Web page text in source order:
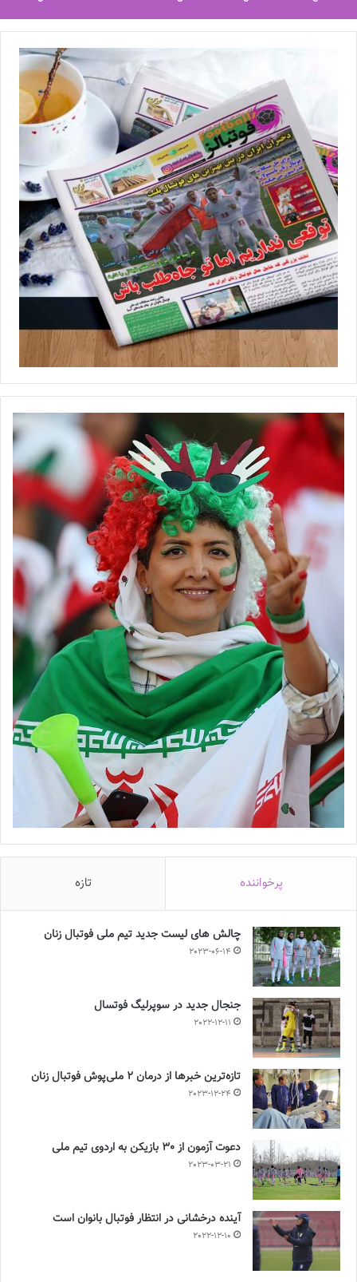
پرخواننده تازه
چالش هاى ليست جدید تيم ملى فوتبال زنان
2023-06-14
جنجال جدید در سوپرلیگ فوتسال
2022-12-11
تازه‌ترین خبرها از درمان ۲ ملی‌پوش فوتبال زنان
2023-12-24
دعوت آزمون از 30 بازیکن به اردوی تیم ملی
2023-03-21
آینده درخشانی در انتظار فوتبال بانوان است
2022-12-10